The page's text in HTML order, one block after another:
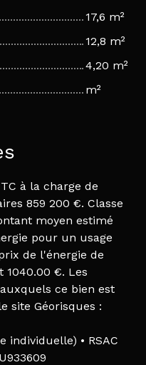
17,6 m²
12,8 m²
4,20 m²
m²
à la charge de
859 200 €. Classe
moyen estimé
pour un usage
de l'énergie de
1040.00 €. Les
ce bien est
site Géorisques :
individuelle) • RSAC